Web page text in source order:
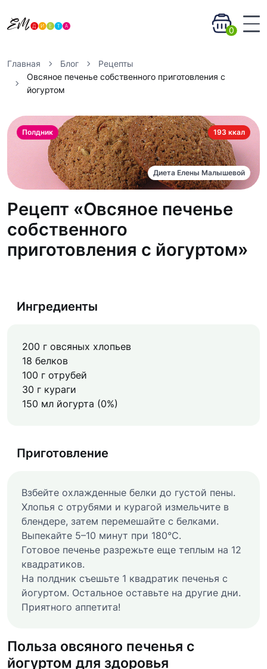
0
Главная Блог
Рецепты
Овсяное печенье собственного приготовления с
йогуртом
193 ккал
Полдник
Диета Елены Малышевой
Рецепт «Овсяное печенье
собственного
приготовления с йогуртом»
Ингредиенты
200 г овсяных хлопьев
18 белков
100 г отрубей
30 г кураги
150 мл йогурта (0%)
Приготовление
Взбейте охлажденные белки до густой пены.
Хлопья с отрубями и курагой измельчите в
блендере, затем перемешайте с белками.
Выпекайте 5–10 минут при 180°C.
Готовое печенье разрежьте еще теплым на 12
квадратиков.
На полдник съешьте 1 квадратик печенья с
йогуртом. Остальное оставьте на другие дни.
Приятного аппетита!
Польза овсяного печенья с
йогуртом для здоровья